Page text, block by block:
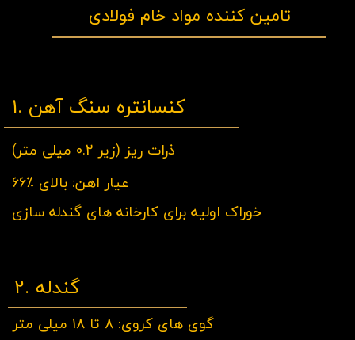
تامین کننده مواد خام فولادی
1. کنسانتره سنگ آهن
ذرات ریز (زیر 0.2 میلی متر)
عیار اهن: بالای ٪66
خوراک اولیه برای کارخانه های گندله سازی
2. گندله
گوی های کروی: 8 تا 18 میلی متر